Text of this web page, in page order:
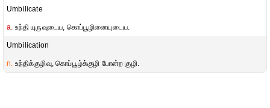
Umbilicate
a. உந்தி யுருவுடைய, கொப்பூழினையுடைய.
Umbilication
n. உந்திக்குழிவு, கொப்பூழ்க்குழி போன்ற குழி.